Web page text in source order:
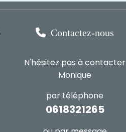
 Contactez-nous
N'hésitez pas à contacter
Monique
par téléphone
0618321265